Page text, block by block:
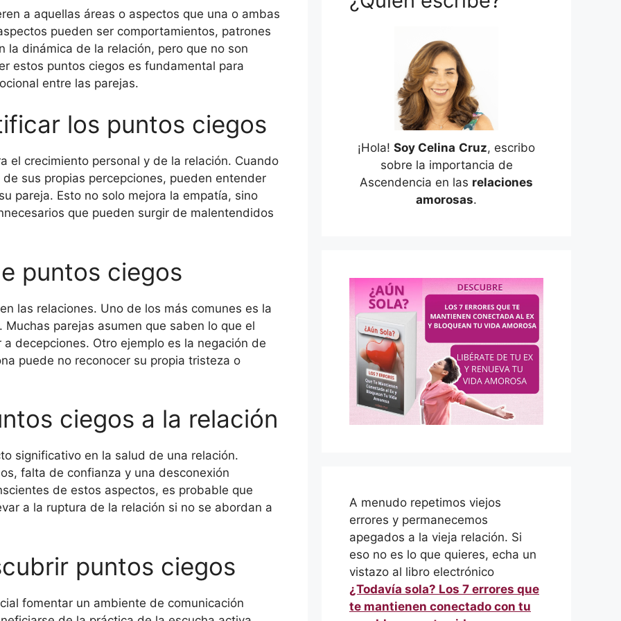
a aquellas áreas o aspectos que una o ambas
pueden ser comportamientos, patrones
la dinámica de la relación, pero que no son
estos puntos ciegos es fundamental para
entre las parejas.
los puntos ciegos
el crecimiento personal y de la relación. Cuando
sus propias percepciones, pueden entender
pareja. Esto no solo mejora la empatía, sino
que pueden surgir de malentendidos
puntos ciegos
las relaciones. Uno de los más comunes es la
parejas asumen que saben lo que el
decepciones. Otro ejemplo es la negación de
puede no reconocer su propia tristeza o
ciegos a la relación
significativo en la salud de una relación.
falta de confianza y una desconexión
de estos aspectos, es probable que
a la ruptura de la relación si no se abordan a
puntos ciegos
fomentar un ambiente de comunicación
¡Hola! Soy Celina Cruz, escribo
sobre la importancia de
Ascendencia en las relaciones
amorosas.
A menudo repetimos viejos
errores y permanecemos
apegados a la vieja relación. Si
eso no es lo que quieres, echa un
vistazo al libro electrónico
¿Todavía sola? Los 7 errores que
te mantienen conectado con tu